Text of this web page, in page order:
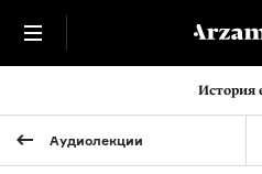
История
Аудиолекции